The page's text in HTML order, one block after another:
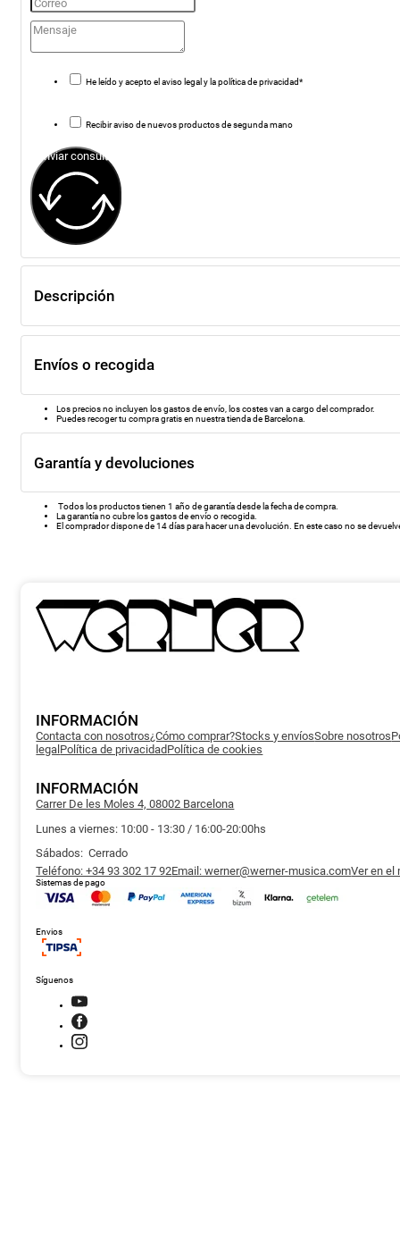
He leído y acepto el aviso legal y la política de privacidad*
Recibir aviso de nuevos productos de segunda mano
Enviar consulta
Descripción
Envíos o recogida
Los precios no incluyen los gastos de envío, los costes van a cargo del comprador.
Puedes recoger tu compra gratis en nuestra tienda de Barcelona.
Garantía y devoluciones
Todos los productos tienen 1 año de garantía desde la fecha de compra.
La garantía no cubre los gastos de envío o recogida.
El comprador dispone de 14 días para hacer una devolución. En este caso no se
INFORMACIÓN
Contacta con nosotros¿Cómo comprar?Stocks y envíosSobre nosotros
legalPolítica de privacidadPolítica de cookies
INFORMACIÓN
Carrer De les Moles 4, 08002 Barcelona
Lunes a viernes: 10:00 - 13:30 / 16:00-20:00hs
Sábados: Cerrado
Teléfono: +34 93 302 17 92Email: werner@werner-musica.comVer en el
Sistemas de pago
Envios
Síguenos